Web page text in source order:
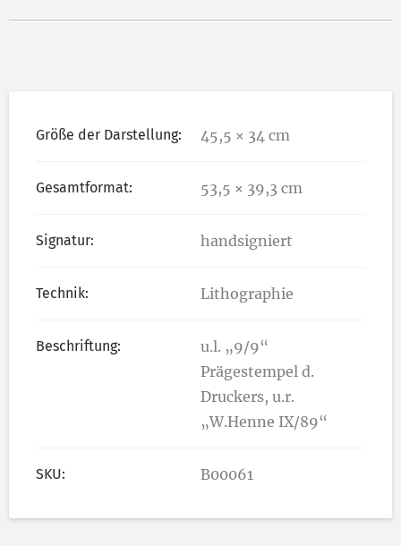
Größe der Darstellung: 45,5 × 34 cm
Gesamtformat: 53,5 × 39,3 cm
Signatur: handsigniert
Technik: Lithographie
Beschriftung:
u.l. „9/9“
Prägestempel d.
Druckers, u.r.
„W.Henne IX/89“
SKU: B00061